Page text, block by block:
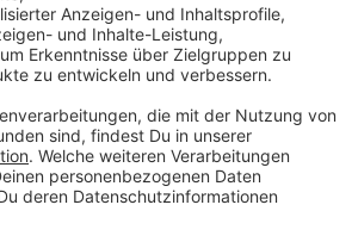
anderem das NaturGut Ophoven.
Samstag (28. September 2024)
eigenen Herbstfest ein. Auf dem
Kinder. Auch die Villa Zündfunke
der offenen Tür ein.